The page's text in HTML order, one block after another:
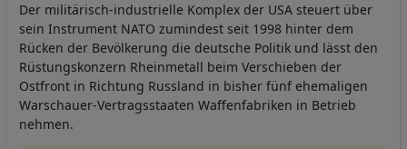
Der militärisch-industrielle Komplex der USA steuert über
sein Instrument NATO zumindest seit 1998 hinter dem
Rücken der Bevölkerung die deutsche Politik und lässt den
Rüstungskonzern Rheinmetall beim Verschieben der
Ostfront in Richtung Russland in bisher fünf ehemaligen
Warschauer-Vertragsstaaten Waffenfabriken in Betrieb
nehmen.